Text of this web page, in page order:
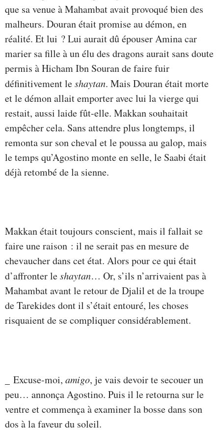
que sa venue à Mahambat avait provoqué bien des
malheurs. Douran était promise au démon, en
réalité. Et lui ? Lui aurait dû épouser Amina car
marier sa fille à un élu des dragons aurait sans doute
permis à Hicham Ibn Souran de faire fuir
définitivement leshaytan. Mais Douran était morte
et le démon allait emporter avec lui la vierge qui
restait, aussi laide fût-elle. Makkan souhaitait
empêcher cela. Sans attendre plus longtemps, il
remonta sur son cheval et le poussa au galop, mais
le temps qu’Agostino monte en selle, le Saabi était
déjà retombé de la sienne.
Makkan était toujours conscient, mais il fallait se
faire une raison : il ne serait pas en mesure de
chevaucher dans cet état. Alors pour ce qui était
d’affronter leshaytan… Or, s’ils n’arrivaient pas à
Mahambat avant le retour de Djalil et de la troupe
de Tarekides dont il s’était entouré, les choses
risquaient de se compliquer considérablement.
_ Excuse-moi, amigo, je vais devoir te secouer un
peu… annonça Agostino. Puis il le retourna sur le
ventre et commença à examiner la bosse dans son
dos à la faveur du soleil.